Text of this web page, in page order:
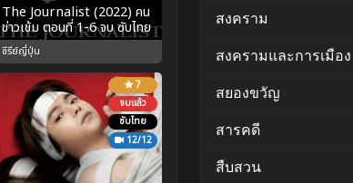
The Journalist (2022) คน
ข่าวเข้ม ตอนที่ 1-6 จบ ซับไทย
ซีรีย์ญี่ปุ่น
7
จบแล้ว
ซับไทย
12/12
สงคราม
สงครามและการเมือง
สยองขวัญ
สารคดี
สืบสวน